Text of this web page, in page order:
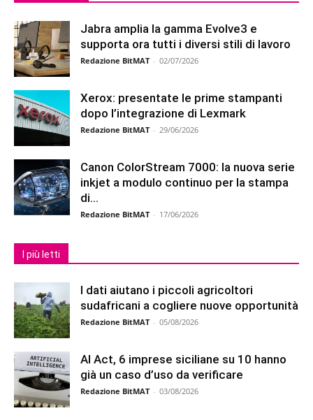
Jabra amplia la gamma Evolve3 e
supporta ora tutti i diversi stili di lavoro
Redazione BitMAT - 02/07/2026
Xerox: presentate le prime stampanti
dopo l’integrazione di Lexmark
Redazione BitMAT - 29/06/2026
Canon ColorStream 7000: la nuova serie
inkjet a modulo continuo per la stampa
di...
Redazione BitMAT - 17/06/2026
I più letti
I dati aiutano i piccoli agricoltori
sudafricani a cogliere nuove opportunità
Redazione BitMAT - 05/08/2026
AI Act, 6 imprese siciliane su 10 hanno
già un caso d’uso da verificare
Redazione BitMAT - 03/08/2026